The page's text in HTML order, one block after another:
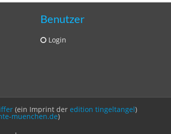
Benutzer
Login
(ein Imprint der edition tingeltangel)
muenchen.de)